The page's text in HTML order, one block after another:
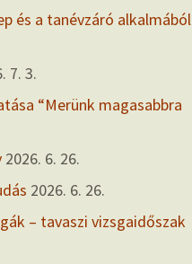
és a tanévzáró alkalmából
7. 3.
“Merünk magasabbra
2026. 6. 26.
2026. 6. 26.
– tavaszi vizsgaidőszak